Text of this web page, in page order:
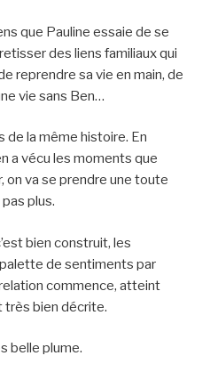
que Pauline essaie de se
des liens familiaux qui
reprendre sa vie en main, de
vie sans Ben…
de la même histoire. En
a vécu les moments que
on va se prendre une toute
pas plus.
bien construit, les
de sentiments par
commence, atteint
bien décrite.
belle plume.